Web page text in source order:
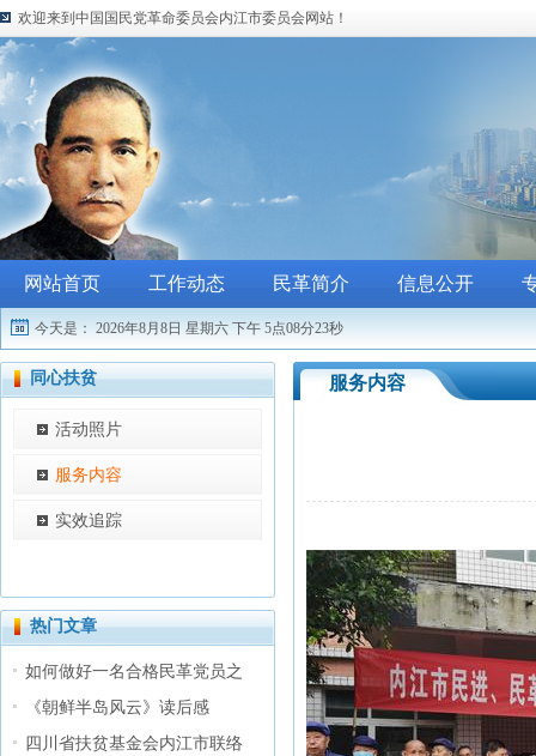
欢迎来到中国国民党革命委员会内江市委员会网站！
网站首页 工作动态 民革简介 信息公开
今天是： 2026年8月8日 星期六 下午 5点08分23秒
同心扶贫
活动照片
服务内容
实效追踪
热门文章
如何做好一名合格民革党员之
《朝鲜半岛风云》读后感
四川省扶贫基金会内江市联络
服务内容